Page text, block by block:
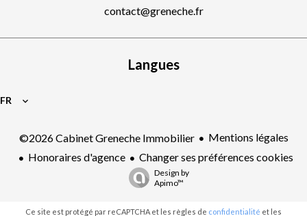
contact@greneche.fr
Langues
FR
©2026 Cabinet Greneche Immobilier
Mentions légales
Honoraires d'agence
Changer ses préférences cookies
Design by
Apimo™
Ce site est protégé par reCAPTCHA et les règles de confidentialité et les